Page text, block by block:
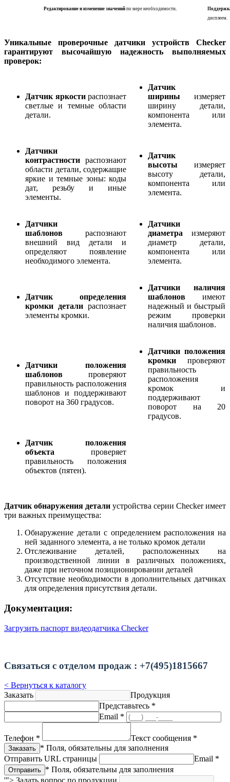
Редактирование и изменение значений по мере необходимости.
дисплеем.
Уникальные проверочные датчики устройств Checker
гарантируют высочайшую надежность выполняемых
проверок:
Датчик яркости распознает
светлые и темные области
детали.
Датчик
ширины измеряет
ширину детали,
компонента или
элемента.
Датчики
контрастности распознают
области детали, содержащие
яркие и темные зоны: коды
дат, резьбу и иные
элементы.
Датчик
высоты измеряет
высоту детали,
компонента или
элемента.
Датчики
шаблонов распознают
внешний вид детали и
определяют появление
необходимого элемента.
Датчики
диаметра измеряют
диаметр детали,
компонента или
элемента.
Датчик определения
кромки детали распознает
элементы кромки.
Датчики наличия
шаблонов имеют
надежный и быстрый
режим проверки
наличия шаблонов.
Датчики положения
шаблонов проверяют
правильность расположения
шаблонов и поддерживают
поворот на 360 градусов.
Датчики положения
кромки проверяют
правильность
расположения
кромок и
поддерживают
поворот на 20
градусов.
Датчик положения
объекта проверяет
правильность положения
объектов (пятен).
Датчик обнаружения детали устройства серии Checker имеет
три важных преимущества:
Обнаружение детали с определением расположения на
ней заданного элемента, а не только кромок детали
Отслеживание деталей, расположенных на
производственной линии в различных положениях,
даже при неточном позиционировании деталей
Отсутствие необходимости в дополнительных датчиках
для определения присутствия детали.
Документация:
Загрузить паспорт видеодатчика Checker
Связаться с отделом продаж : +7(495)1815667
< Вернуться к каталогу
Заказать
Продукция
Представьтесь *
Email *
Телефон *
Текст сообщения *
* Поля, обязательны для заполнения
Отправить URL страницы
Email *
* Поля, обязательны для заполнения